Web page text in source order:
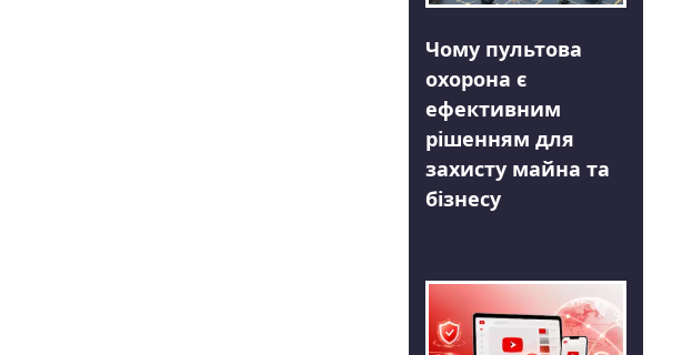
Чому пультова
охорона є
ефективним
рішенням для
захисту майна та
бізнесу